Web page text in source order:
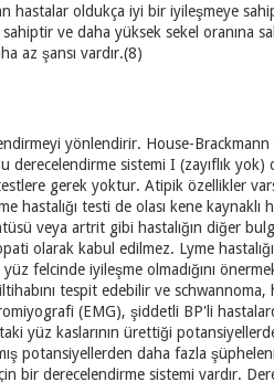
hastalar oldukça iyi bir iyileşmeye
sahiptir ve daha yüksek sekel oranına
az şansı vardır.(8)
yönlendirir. House-Brackmann
derecelendirme sistemi I (zayıflık
gerek yoktur. Atipik özellikler
hastalığı testi de olası kene
veya artrit gibi hastalığın diğer
olarak kabul edilmez. Lyme
felcinde iyileşme olmadığını
tespit edebilir ve
(EMG), şiddetli BP'li
yüz kaslarının ürettiği
potansiyellerden daha fazla
bir derecelendirme sistemi vardır.